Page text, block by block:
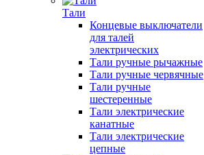
Тали
Концевые выключатели
для талей
электрических
Тали ручные рычажные
Тали ручные червячные
Тали ручные
шестеренные
Тали электрические
канатные
Тали электрические
цепные